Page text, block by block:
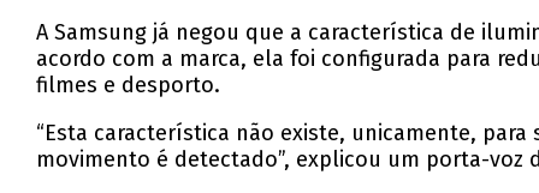
A Samsung já negou que a característica de
acordo com a marca, ela foi configurada para
filmes e desporto.
“Esta característica não existe, unicamente,
movimento é detectado”, explicou um porta-voz